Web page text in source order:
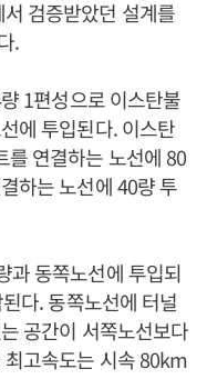
검증받았던 설계를
.
1편성으로 이스탄불
에 투입된다. 이스탄
를 연결하는 노선에 80
하는 노선에 40량 투
과 동쪽노선에 투입되
다. 동쪽노선에 터널
공간이 서쪽노선보다
고속도는 시속 80km